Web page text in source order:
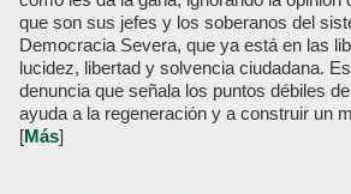
que son sus jefes y los soberanos del
Democracia Severa, que ya está en las
lucidez, libertad y solvencia ciudadana.
denuncia que señala los puntos débiles
ayuda a la regeneración y a construir un
[Más]